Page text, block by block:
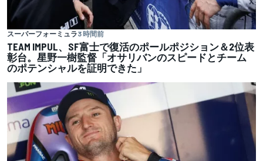
スーパーフォーミュラ3 時間前
TEAM IMPUL、SF富士で復活のポールポジション＆2位表
彰台。星野一樹監督「オサリバンのスピードとチーム
のポテンシャルを証明できた」